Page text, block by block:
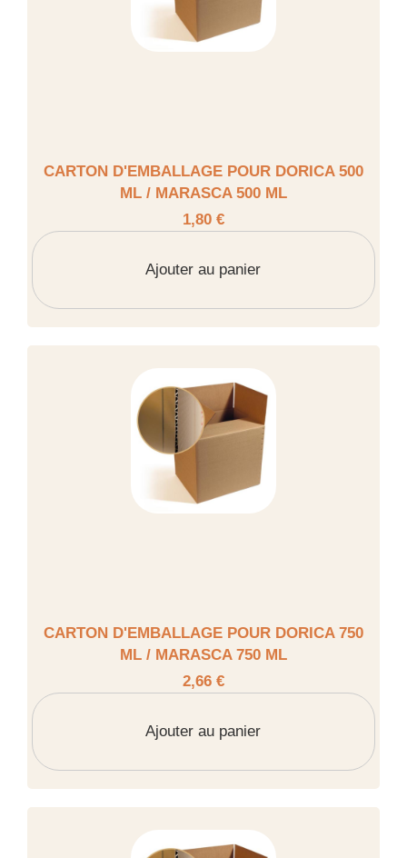
CARTON D'EMBALLAGE POUR DORICA 500
ML / MARASCA 500 ML
1,80 €
Ajouter au panier
CARTON D'EMBALLAGE POUR DORICA 750
ML / MARASCA 750 ML
2,66 €
Ajouter au panier